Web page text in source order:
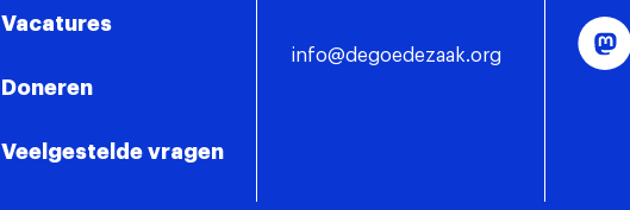
Vacatures
Doneren
Veelgestelde vragen
info@degoedezaak.org